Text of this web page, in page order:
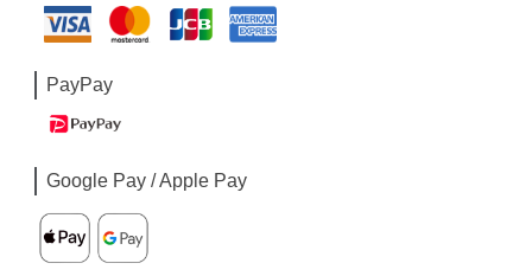
PayPay
Google Pay / Apple Pay